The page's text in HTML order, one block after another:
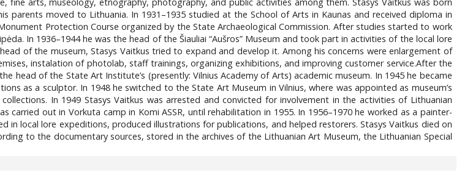
parents moved to Lithuania. In 1931–1935 studied at the School of Arts in Kaunas and received diploma in
Protection Course organized by the State Archaeological Commission. After studies started to work
In 1936–1944 he was the head of the Šiauliai “Aušros” Museum and took part in activities of the local lore
of the museum, Stasys Vaitkus tried to expand and develop it. Among his concerns were enlargement of
instalation of photolab, staff trainings, organizing exhibitions, and improving customer service.After the
head of the State Art Institute’s (presently: Vilnius Academy of Arts) academic museum. In 1945 he became
as a sculptor. In 1948 he switched to the State Art Museum in Vilnius, where was appointed as museum’s
In 1949 Stasys Vaitkus was arrested and convicted for involvement in the activities of Lithuanian
carried out in Vorkuta camp in Komi ASSR, until rehabilitation in 1955. In 1956–1970 he worked as a painter-
in local lore expeditions, produced illustrations for publications, and helped restorers. Stasys Vaitkus died on
to the documentary sources, stored in the archives of the Lithuanian Art Museum, the Lithuanian Special